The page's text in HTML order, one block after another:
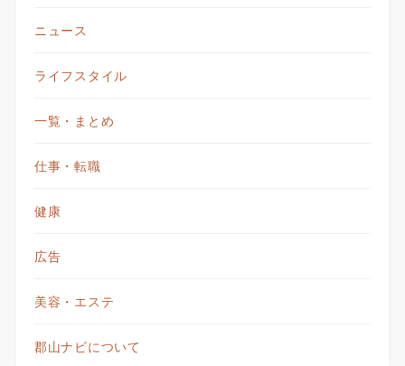
ニュース
ライフスタイル
一覧・まとめ
仕事・転職
健康
広告
美容・エステ
郡山ナビについて